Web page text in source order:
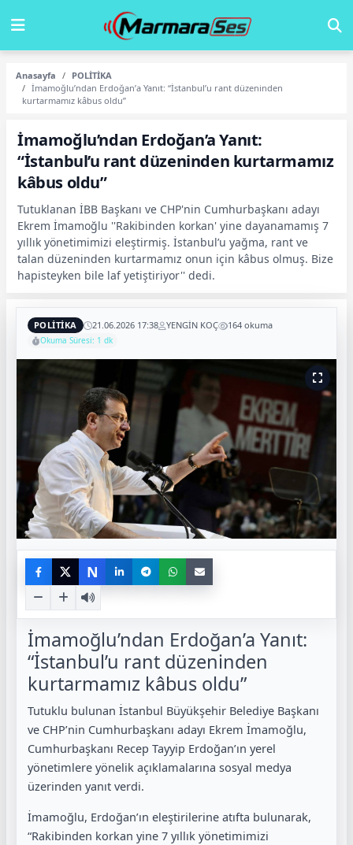
Anasayfa
POLİTİKA
İmamoğlu’ndan Erdoğan’a Yanıt: “İstanbul’u rant düzeninden
kurtarmamız kâbus oldu”
İmamoğlu’ndan Erdoğan’a Yanıt:
“İstanbul’u rant düzeninden kurtarmamız
kâbus oldu”
Tutuklanan İBB Başkanı ve CHP'nin Cumhurbaşkanı adayı
Ekrem İmamoğlu ''Rakibinden korkan' yine dayanamamış 7
yıllık yönetimimizi eleştirmiş. İstanbul’u yağma, rant ve
talan düzeninden kurtarmamız onun için kâbus olmuş. Bize
hapisteyken bile laf yetiştiriyor'' dedi.
POLİTİKA 21.06.2026 17:38 YENGİN KOÇ 164 okuma
Okuma Süresi: 1 dk
N
İmamoğlu’ndan Erdoğan’a Yanıt:
“İstanbul’u rant düzeninden
kurtarmamız kâbus oldu”
Tutuklu bulunan İstanbul Büyükşehir Belediye Başkanı
ve CHP’nin Cumhurbaşkanı adayı Ekrem İmamoğlu,
Cumhurbaşkanı Recep Tayyip Erdoğan’ın yerel
yönetimlere yönelik açıklamalarına sosyal medya
üzerinden yanıt verdi.
İmamoğlu, Erdoğan’ın eleştirilerine atıfta bulunarak,
“Rakibinden korkan yine 7 yıllık yönetimimizi